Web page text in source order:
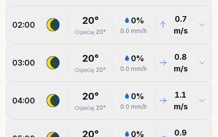
02:00 20°
Osjećaj 20°
0%
0.0 mm/h
0.7
m/s
03:00 20°
Osjećaj 20°
0%
0.0 mm/h
0.8
m/s
04:00 20°
Osjećaj 20°
0%
0.0 mm/h
1.1
m/s
20° 0% 0.9